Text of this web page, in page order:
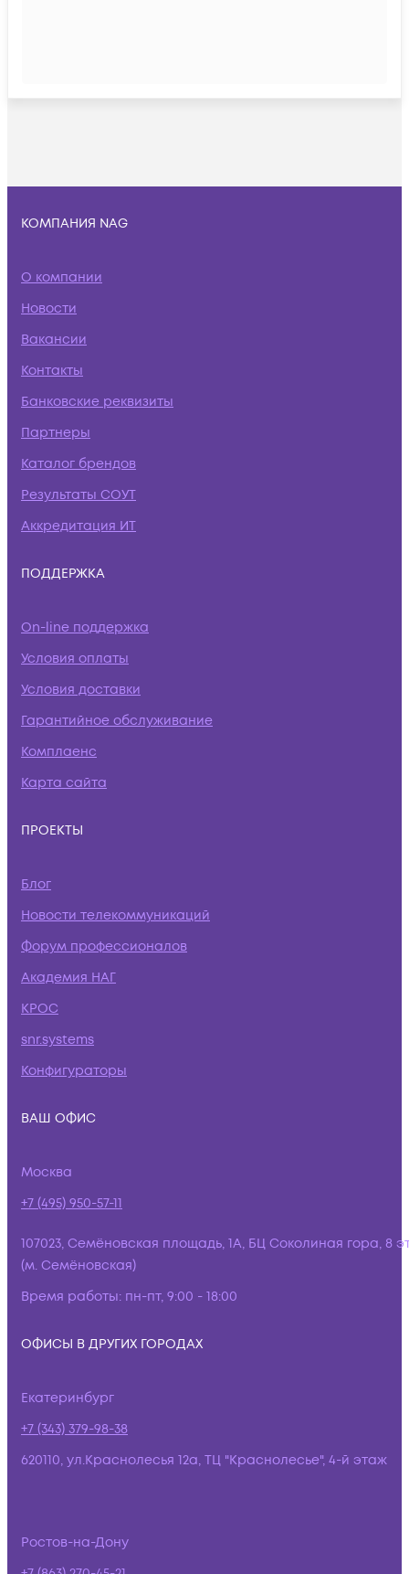
КОМПАНИЯ NAG
О компании
Новости
Вакансии
Контакты
Банковские реквизиты
Партнеры
Каталог брендов
Результаты СОУТ
Аккредитация ИТ
ПОДДЕРЖКА
On-line поддержка
Условия оплаты
Условия доставки
Гарантийное обслуживание
Комплаенс
Карта сайта
ПРОЕКТЫ
Блог
Новости телекоммуникаций
Форум профессионалов
Академия НАГ
КРОС
snr.systems
Конфигураторы
ВАШ ОФИС
Москва
+7 (495) 950-57-11
107023, Семёновская площадь, 1А, БЦ Соколиная гора, 8
(м. Семёновская)
Время работы: пн-пт, 9:00 - 18:00
ОФИСЫ В ДРУГИХ ГОРОДАХ
Екатеринбург
+7 (343) 379-98-38
620110, ул.Краснолесья 12а, ТЦ "Краснолесье", 4-й этаж
Ростов-на-Дону